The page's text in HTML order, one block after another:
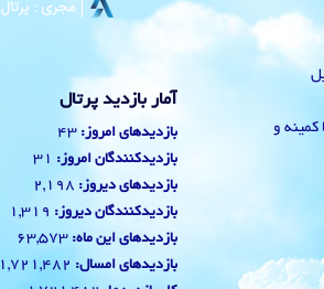
با کمینه و
آمار بازدید پرتال
بازدیدهای امروز: 43
بازدیدکنندگان امروز: 31
بازدیدهای دیروز: 2,198
بازدیدکنندگان دیروز: 1,319
بازدیدهای این ماه: 63,573
بازدیدهای امسال: 1,721,482